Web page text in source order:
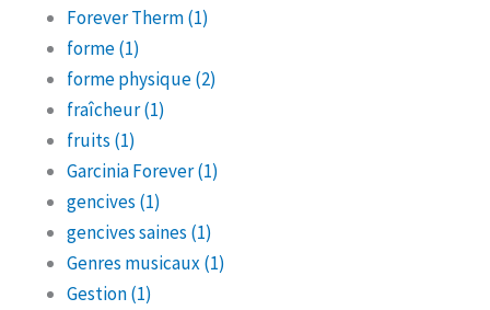
Forever Therm(1)
forme(1)
forme physique(2)
fraîcheur(1)
fruits (1)
Garcinia Forever(1)
gencives (1)
gencives saines (1)
Genres musicaux(1)
Gestion(1)